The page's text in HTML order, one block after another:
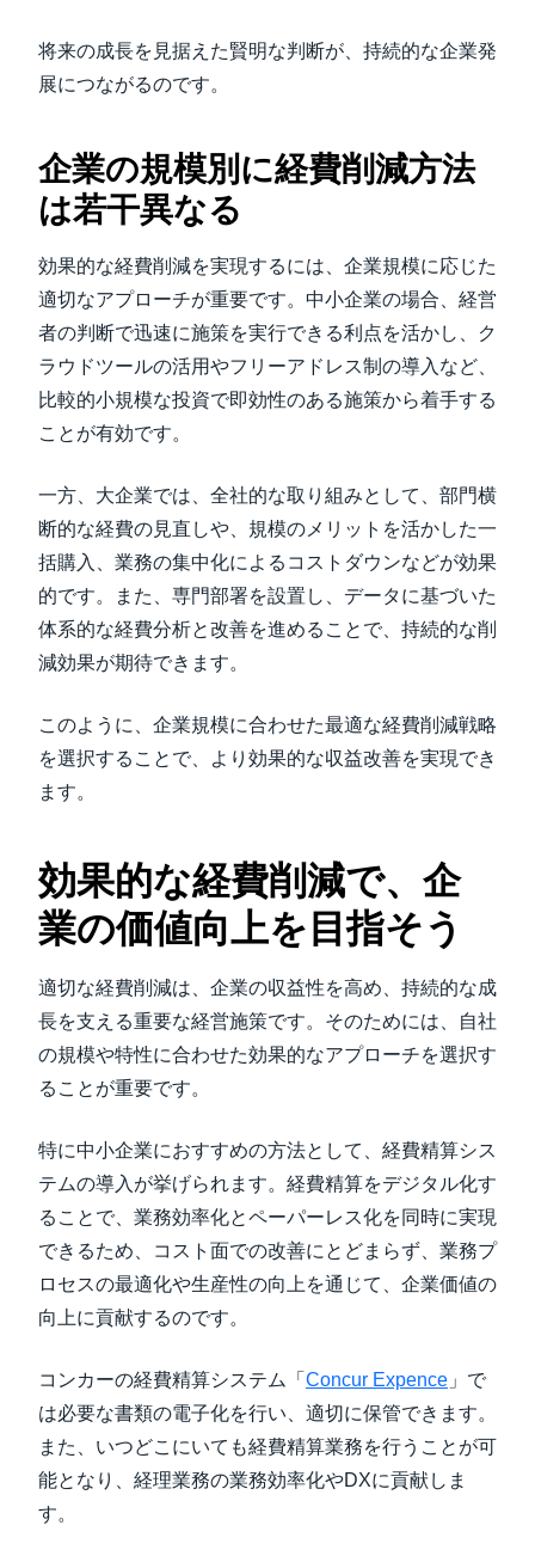
将来の成長を見据えた賢明な判断が、持続的な企業発
展につながるのです。
企業の規模別に経費削減方法
は若干異なる
効果的な経費削減を実現するには、企業規模に応じた
適切なアプローチが重要です。中小企業の場合、経営
者の判断で迅速に施策を実行できる利点を活かし、ク
ラウドツールの活用やフリーアドレス制の導入など、
比較的小規模な投資で即効性のある施策から着手する
ことが有効です。
一方、大企業では、全社的な取り組みとして、部門横
断的な経費の見直しや、規模のメリットを活かした一
括購入、業務の集中化によるコストダウンなどが効果
的です。また、専門部署を設置し、データに基づいた
体系的な経費分析と改善を進めることで、持続的な削
減効果が期待できます。
このように、企業規模に合わせた最適な経費削減戦略
を選択することで、より効果的な収益改善を実現でき
ます。
効果的な経費削減で、企
業の価値向上を目指そう
適切な経費削減は、企業の収益性を高め、持続的な成
長を支える重要な経営施策です。そのためには、自社
の規模や特性に合わせた効果的なアプローチを選択す
ることが重要です。
特に中小企業におすすめの方法として、経費精算シス
テムの導入が挙げられます。経費精算をデジタル化す
ることで、業務効率化とペーパーレス化を同時に実現
できるため、コスト面での改善にとどまらず、業務プ
ロセスの最適化や生産性の向上を通じて、企業価値の
向上に貢献するのです。
コンカーの経費精算システム「 Concur Expence 」で
は必要な書類の電子化を行い、適切に保管できます。
また、いつどこにいても経費精算業務を行うことが可
能となり、経理業務の業務効率化やDXに貢献しま
す。